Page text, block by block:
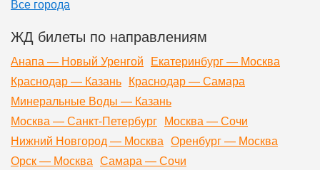
Все города
ЖД билеты по направлениям
Анапа — Новый Уренгой Екатеринбург — Москва
Краснодар — Казань Краснодар — Самара
Минеральные Воды — Казань
Москва — Санкт-Петербург Москва — Сочи
Нижний Новгород — Москва Оренбург — Москва
Орск — Москва Самара — Сочи